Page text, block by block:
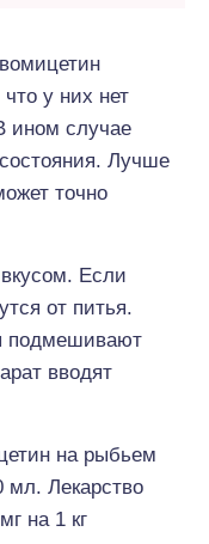
у них нет
ином случае
Лучше
точно
Если
от питья.
подмешивают
вводят
на рыбьем
мл. Лекарство
на 1 кг